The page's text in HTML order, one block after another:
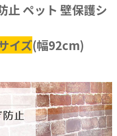
止 ペット 壁保護シ
イズ(幅92cm)